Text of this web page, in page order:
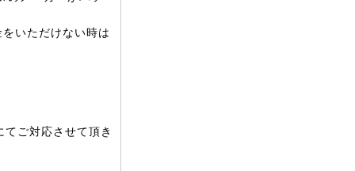
いただけない時は
ご対応させて頂き